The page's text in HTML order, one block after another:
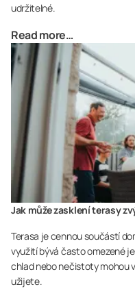
udržitelné.
Read more…
Jak může zasklení terasy
Terasa je cennou součástí
využití bývá často omezené
chlad nebo nečistoty mohou
užijete.